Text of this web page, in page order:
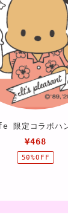
¥468
50%OFF